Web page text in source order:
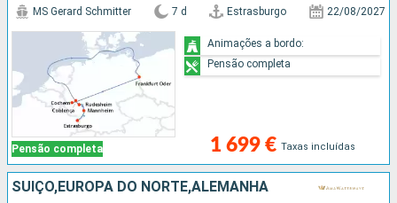
Pensão completa
MS Gerard Schmitter 7 d Estrasburgo 22/08/2027
1 699 € Taxas incluídas
Animações a bordo:
Pensão completa
SUÍÇO,EUROPA DO NORTE,ALEMANHA